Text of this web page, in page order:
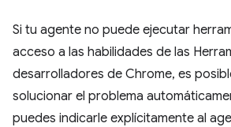
Si tu agente no puede ejecutar
acceso a las habilidades de las
desarrolladores de Chrome, es
solucionar el problema
puedes indicarle explícitamente al